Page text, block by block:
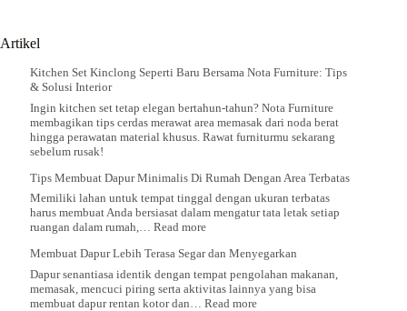
Artikel
Kitchen Set Kinclong Seperti Baru Bersama Nota Furniture: Tips
& Solusi Interior
Ingin kitchen set tetap elegan bertahun-tahun? Nota Furniture
membagikan tips cerdas merawat area memasak dari noda berat
hingga perawatan material khusus. Rawat furniturmu sekarang
sebelum rusak!
Tips Membuat Dapur Minimalis Di Rumah Dengan Area Terbatas
Memiliki lahan untuk tempat tinggal dengan ukuran terbatas
harus membuat Anda bersiasat dalam mengatur tata letak setiap
ruangan dalam rumah,… Read more:
Membuat
Dapur
Minimalis
Di
Membuat Dapur Lebih Terasa Segar dan Menyegarkan
Dapur senantiasa identik dengan tempat pengolahan makanan,
memasak, mencuci piring serta aktivitas lainnya yang bisa
membuat dapur rentan kotor dan… Read more: